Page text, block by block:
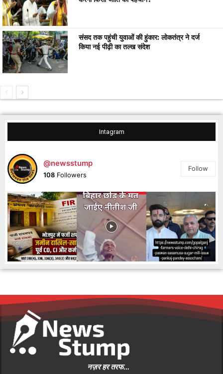
संसद तक पहुंची युवाओं की हुंकार: लोकतंत्र ने दर्ज
किया नई पीढ़ी का तल्ख संदेश
Intagram
@newsstump
108 Followers
Follow
नज़र हर तरफ...